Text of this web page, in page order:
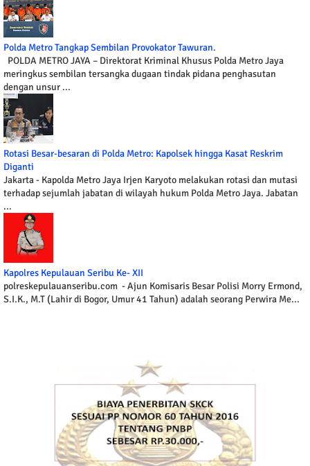
Polda Metro Tangkap Sembilan Provokator Tawuran.
POLDA METRO JAYA – Direktorat Kriminal Khusus Polda Metro Jaya
meringkus sembilan tersangka dugaan tindak pidana penghasutan
dengan unsur ...
Rotasi Besar-besaran di Polda Metro: Kapolsek hingga Kasat Reskrim
Diganti
Jakarta - Kapolda Metro Jaya Irjen Karyoto melakukan rotasi dan mutasi
terhadap sejumlah jabatan di wilayah hukum Polda Metro Jaya. Jabatan
...
Kapolres Kepulauan Seribu Ke- XII
polreskepulauanseribu.com - Ajun Komisaris Besar Polisi Morry Ermond,
S.I.K., M.T (Lahir di Bogor, Umur 41 Tahun) adalah seorang Perwira Me...